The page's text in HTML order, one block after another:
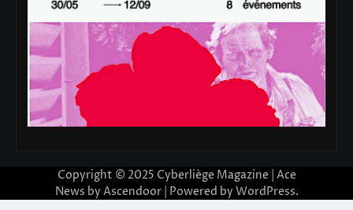
Copyright © 2025 Cyberliège Magazine | Ace
News by Ascendoor| Powered by WordPress.